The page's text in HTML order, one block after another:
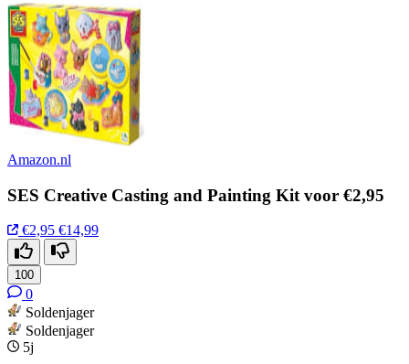
Amazon.nl
SES Creative Casting and Painting Kit voor €2,95
€2,95 €14,99
100
0
Soldenjager
Soldenjager
5j